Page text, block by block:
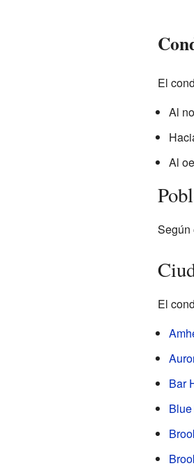
El
Al
Al
Según
El
Bar